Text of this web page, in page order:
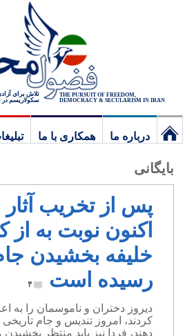
THE PURSUIT OF FREEDOM,
DEMOCRACY & SECULARISM IN IRAN
تلاش برای
سکولاریسم در
درباره ما همکاری با ما
بایگانی
پس از تخریب آثار
اکنون نوبت به از
خلیفه بخشیدن
رسیده است
۴
دیروز دختران و ناموسمان را به
کردند، امروز تندیس و جام
دهند، فردا نیز باید منتظر